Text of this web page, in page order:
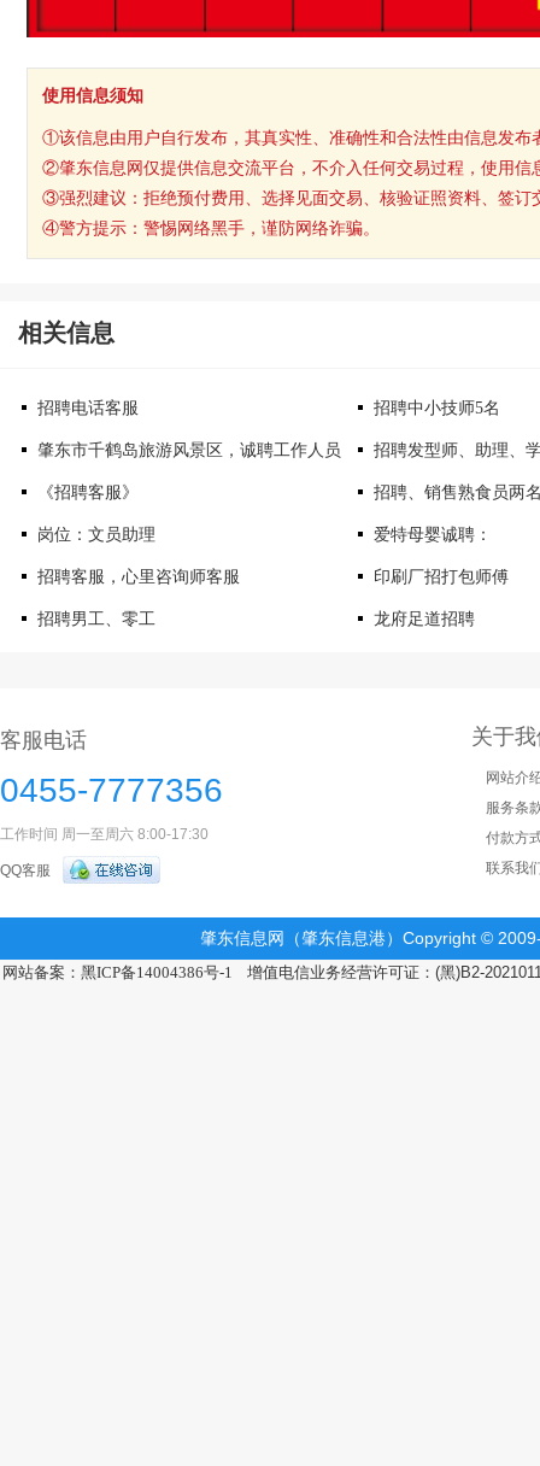
使用信息须知
①该信息由用户自行发布，其真实性、准确性和合法性由信息发布
②肇东信息网仅提供信息交流平台，不介入任何交易过程，使用信
③强烈建议：拒绝预付费用、选择见面交易、核验证照资料、签订
④警方提示：警惕网络黑手，谨防网络诈骗。
相关信息
招聘电话客服 招聘中小技师5名
肇东市千鹤岛旅游风景区，诚聘工作人员 招聘发型师、助理、
《招聘客服》 招聘、销售熟食员两
岗位：文员助理 爱特母婴诚聘：
招聘客服，心里咨询师客服 印刷厂招打包师傅
招聘男工、零工 龙府足道招聘
客服电话
0455-7777356
工作时间 周一至周六 8:00-17:30
QQ客服
关于
网站介
服务条
付款方
联系我
肇东信息网（肇东信息港）Copyright ©
网站备案：黑ICP备14004386号-1 增值电信业务经营许可证：(黑)B2-